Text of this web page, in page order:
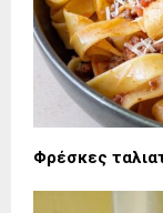
Φρέσκες